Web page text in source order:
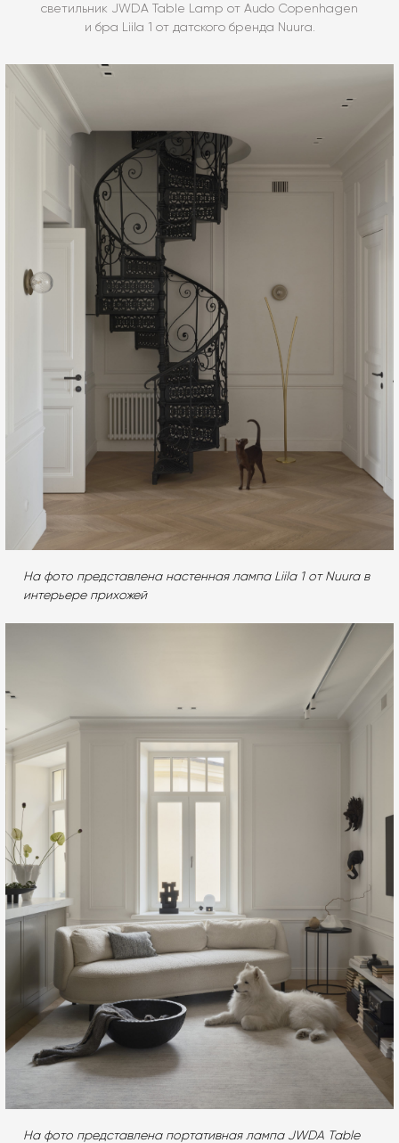
светильник JWDA Table Lamp от Audo Copenhagen
и бра Liila 1 от датского бренда Nuura.
На фото представлена настенная лампа Liila 1 от Nuura в
интерьере прихожей
На фото представлена портативная лампа JWDA Table